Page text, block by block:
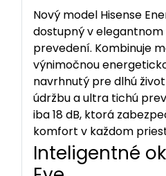
Nový model Hisense
dostupný v
prevedení. Kombinuje
výnimočnou
navrhnutý pre dlhú
údržbu a ultra tichú
iba 18 dB, ktorá
komfort v každom
Inteligentné